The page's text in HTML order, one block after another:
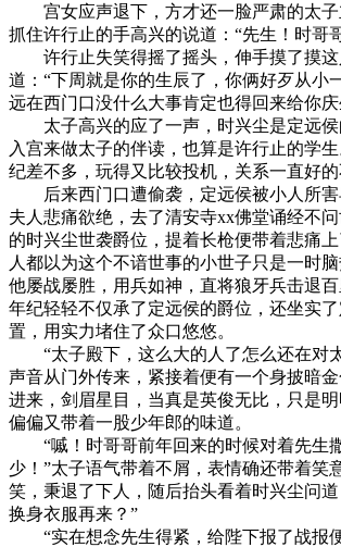
宫女应声退下，方才还一脸严肃的太子
抓住许行止的手高兴的说道：“先生！时哥
许行止失笑得摇了摇头，伸手摸了摸这
道：“下周就是你的生辰了，你俩好歹从小
远在西门口没什么大事肯定也得回来给你庆
太子高兴的应了一声，时兴尘是定远侯
入宫来做太子的伴读，也算是许行止的学
纪差不多，玩得又比较投机，关系一直好的
后来西门口遭偷袭，定远侯被小人所害
夫人悲痛欲绝，去了清安寺xx佛堂诵经不
的时兴尘世袭爵位，提着长枪便带着悲痛
人都以为这个不谙世事的小世子只是一时
他屡战屡胜，用兵如神，直将狼牙兵击退百
年纪轻轻不仅承了定远侯的爵位，还坐实
置，用实力堵住了众口悠悠。
“太子殿下，这么大的人了怎么还在对
声音从门外传来，紧接着便有一个身披暗
进来，剑眉星目，当真是英俊无比，只是明
偏偏又带着一股少年郎的味道。
“嘁！时哥哥前年回来的时候对着先生
少！”太子语气带着不屑，表情确还带着笑
笑，秉退了下人，随后抬头看着时兴尘问
换身衣服再来？”
“实在想念先生得紧，给陛下报了战报